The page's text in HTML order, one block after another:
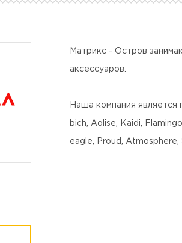
Матрикс - Остров
аксессуаров.
Наша компания является
bich, Aolise, Kaidi,
eagle, Proud, Atmosphere,